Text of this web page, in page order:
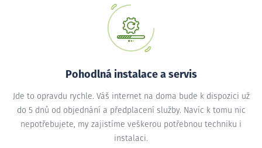
Pohodlná instalace a servis
Jde to opravdu rychle. Váš internet na doma bude k dispozici už
do 5 dnů od objednání a předplacení služby. Navíc k tomu nic
nepotřebujete, my zajistíme veškerou potřebnou techniku i
instalaci.